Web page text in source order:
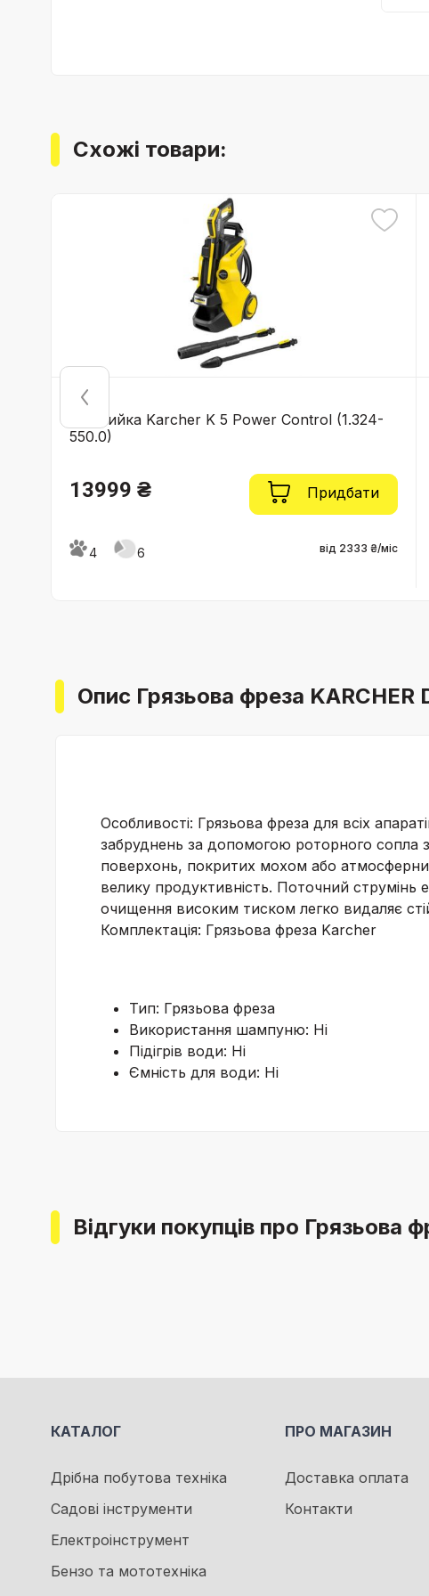
Схожі товари:
Мінімийка Karcher K 5 Power Control (1.324-
550.0)
13999 ₴ Придбати
4 6 від 2333 ₴/міс
Опис Грязьова фреза
Особливості: Грязьова фреза для всіх
забруднень за допомогою роторного
поверхонь, покритих мохом або
велику продуктивність. Поточний струмінь
очищення високим тиском легко видаляє
Комплектація: Грязьова фреза Karcher
Тип: Грязьова фреза
Використання шампуню: Ні
Підігрів води: Ні
Ємність для води: Ні
Відгуки покупців про
КАТАЛОГ
Дрібна побутова техніка
Садові інструменти
Електроінструмент
Бензо та мототехніка
ПРО МАГАЗИН
Доставка оплата
Контакти